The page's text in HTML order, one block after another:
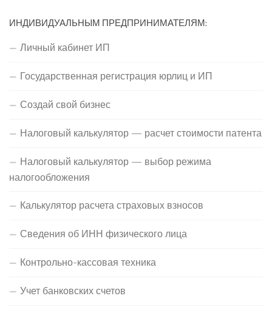
ИНДИВИДУАЛЬНЫМ ПРЕДПРИНИМАТЕЛЯМ:
Личный кабинет ИП
Государственная регистрация юрлиц и ИП
Создай свой бизнес
Налоговый калькулятор — расчет стоимости патента
Налоговый калькулятор — выбор режима
налогообложения
Калькулятор расчета страховых взносов
Сведения об ИНН физического лица
Контрольно-кассовая техника
Учет банковских счетов